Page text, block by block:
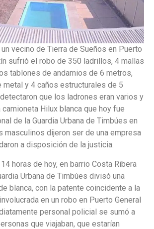
un vecino de Tierra de Sueños en Puerto
sufrió el robo de 350 ladrillos, 4 mallas
tablones de andamios de 6 metros,
metal y 4 caños estructurales de 5
que los ladrones eran varios y
camioneta Hilux blanca que hoy fue
de la Guardia Urbana de Timbúes en
masculinos dijeron ser de una empresa
a disposición de la justicia.
horas de hoy, en barrio Costa Ribera
Urbana de Timbúes divisó una
blanca, con la patente coincidente a la
en un robo en Puerto General
personal policial se sumó a
que viajaban, que estarían